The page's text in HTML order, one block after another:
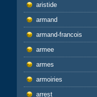
aristide
armand
armand-francois
armee
armes
armoiries
arrest